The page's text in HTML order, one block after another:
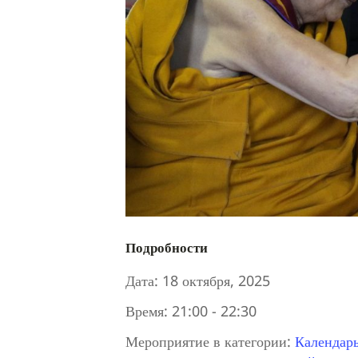
Подробности
Дата: 18 октября, 2025
Время: 21:00 - 22:30
Мероприятие в категории: